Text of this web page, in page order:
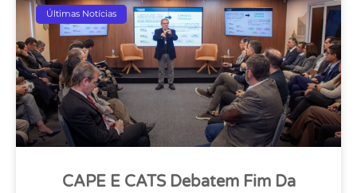
Últimas Notícias
CAPE E CATS Debatem Fim Da